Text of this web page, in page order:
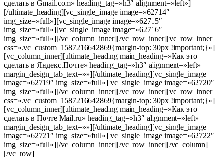
сделать в Gmail.com» heading_tag=»h3″ alignment=»left»]
[/ultimate_heading][vc_single_image image=»62714″
img_size=»full»][vc_single_image image=»62715″
img_size=»full»][vc_single_image image=»62716″
img_size=»full»][/vc_column_inner][/vc_row_inner][vc_row_inner
css=».vc_custom_1587216642869{margin-top: 30px !important;}»]
[vc_column_inner][ultimate_heading main_heading=»Как это
сделать в Яндекс.Почте» heading_tag=»h3″ alignment=»left»
margin_design_tab_text=»»][/ultimate_heading][vc_single_image
image=»62719″ img_size=»full»][vc_single_image image=»62720″
img_size=»full»][/vc_column_inner][/vc_row_inner][vc_row_inner
css=».vc_custom_1587216642869{margin-top: 30px !important;}»]
[vc_column_inner][ultimate_heading main_heading=»Как это
сделать в Почте Mail.ru» heading_tag=»h3″ alignment=»left»
margin_design_tab_text=»»][/ultimate_heading][vc_single_image
image=»62721″ img_size=»full»][vc_single_image image=»62722″
img_size=»full»][/vc_column_inner][/vc_row_inner][/vc_column]
[/vc_row]